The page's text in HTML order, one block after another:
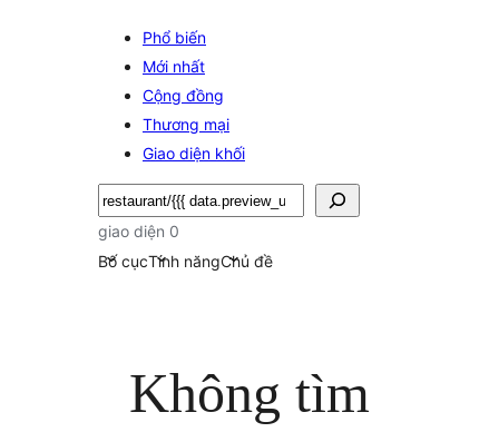
Phổ biến
Mới nhất
Cộng đồng
Thương mại
Giao diện khối
Tìm
kiếm
giao diện 0
Bố cụcTính năngChủ đề
Không tìm